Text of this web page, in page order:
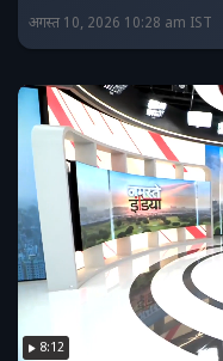
अगस्त 10, 2026 10:28 am IST
8:12